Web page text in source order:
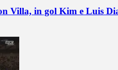
Villa, in gol Kim e Luis